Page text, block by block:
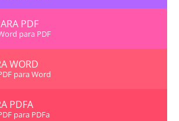
PDF
para PDF
WORD
para Word
PDFA
para PDFa